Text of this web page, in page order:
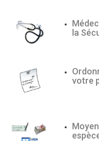
la
votre